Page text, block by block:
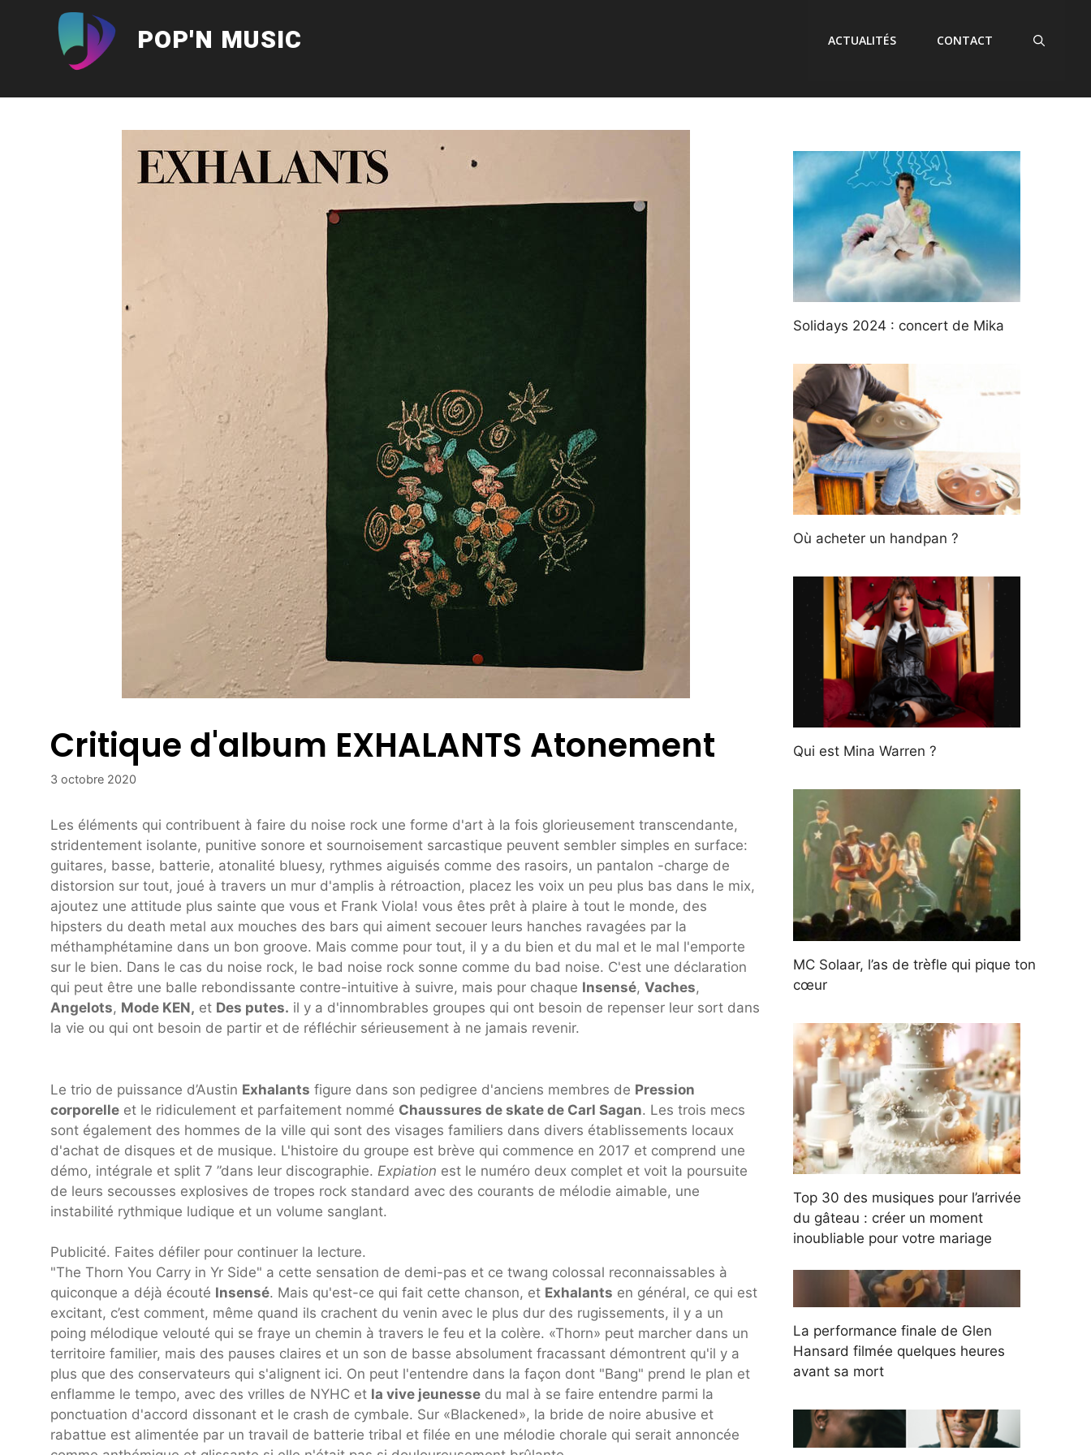
POP'N MUSIC ACTUALITÉS CONTACT
Critique d'album EXHALANTS Atonement
3 octobre 2020
Les éléments qui contribuent à faire du noise rock une forme d'art à la fois glorieusement transcendante,
stridentement isolante, punitive sonore et sournoisement sarcastique peuvent sembler simples en surface:
guitares, basse, batterie, atonalité bluesy, rythmes aiguisés comme des rasoirs, un pantalon -charge de
distorsion sur tout, joué à travers un mur d'amplis à rétroaction, placez les voix un peu plus bas dans le mix,
ajoutez une attitude plus sainte que vous et Frank Viola! vous êtes prêt à plaire à tout le monde, des
hipsters du death metal aux mouches des bars qui aiment secouer leurs hanches ravagées par la
méthamphétamine dans un bon groove. Mais comme pour tout, il y a du bien et du mal et le mal l'emporte
sur le bien. Dans le cas du noise rock, le bad noise rock sonne comme du bad noise. C'est une déclaration
qui peut être une balle rebondissante contre-intuitive à suivre, mais pour chaque Insensé, Vaches,
Angelots, Mode KEN, et Des putes. il y a d'innombrables groupes qui ont besoin de repenser leur sort dans
la vie ou qui ont besoin de partir et de réfléchir sérieusement à ne jamais revenir.
Le trio de puissance d’Austin Exhalants figure dans son pedigree d'anciens membres de Pression
corporelle et le ridiculement et parfaitement nommé Chaussures de skate de Carl Sagan. Les trois mecs
sont également des hommes de la ville qui sont des visages familiers dans divers établissements locaux
d'achat de disques et de musique. L'histoire du groupe est brève qui commence en 2017 et comprend une
démo, intégrale et split 7 ”dans leur discographie. Expiation est le numéro deux complet et voit la poursuite
de leurs secousses explosives de tropes rock standard avec des courants de mélodie aimable, une
instabilité rythmique ludique et un volume sanglant.
Publicité. Faites défiler pour continuer la lecture.
"The Thorn You Carry in Yr Side" a cette sensation de demi-pas et ce twang colossal reconnaissables à
quiconque a déjà écouté Insensé. Mais qu'est-ce qui fait cette chanson, et Exhalants en général, ce qui est
excitant, c’est comment, même quand ils crachent du venin avec le plus dur des rugissements, il y a un
poing mélodique velouté qui se fraye un chemin à travers le feu et la colère. «Thorn» peut marcher dans un
territoire familier, mais des pauses claires et un son de basse absolument fracassant démontrent qu'il y a
plus que des conservateurs qui s'alignent ici. On peut l'entendre dans la façon dont "Bang" prend le plan et
enflamme le tempo, avec des vrilles de NYHC et la vive jeunesse du mal à se faire entendre parmi la
ponctuation d'accord dissonant et le crash de cymbale. Sur «Blackened», la bride de noire abusive et
rabattue est alimentée par un travail de batterie tribal et filée en une mélodie chorale qui serait annoncée
Solidays 2024 : concert de Mika
Où acheter un handpan ?
Qui est Mina Warren ?
MC Solaar, l’as de trèfle qui pique ton
cœur
Top 30 des musiques pour l’arrivée
du gâteau : créer un moment
inoubliable pour votre mariage
La performance finale de Glen
Hansard filmée quelques heures
avant sa mort